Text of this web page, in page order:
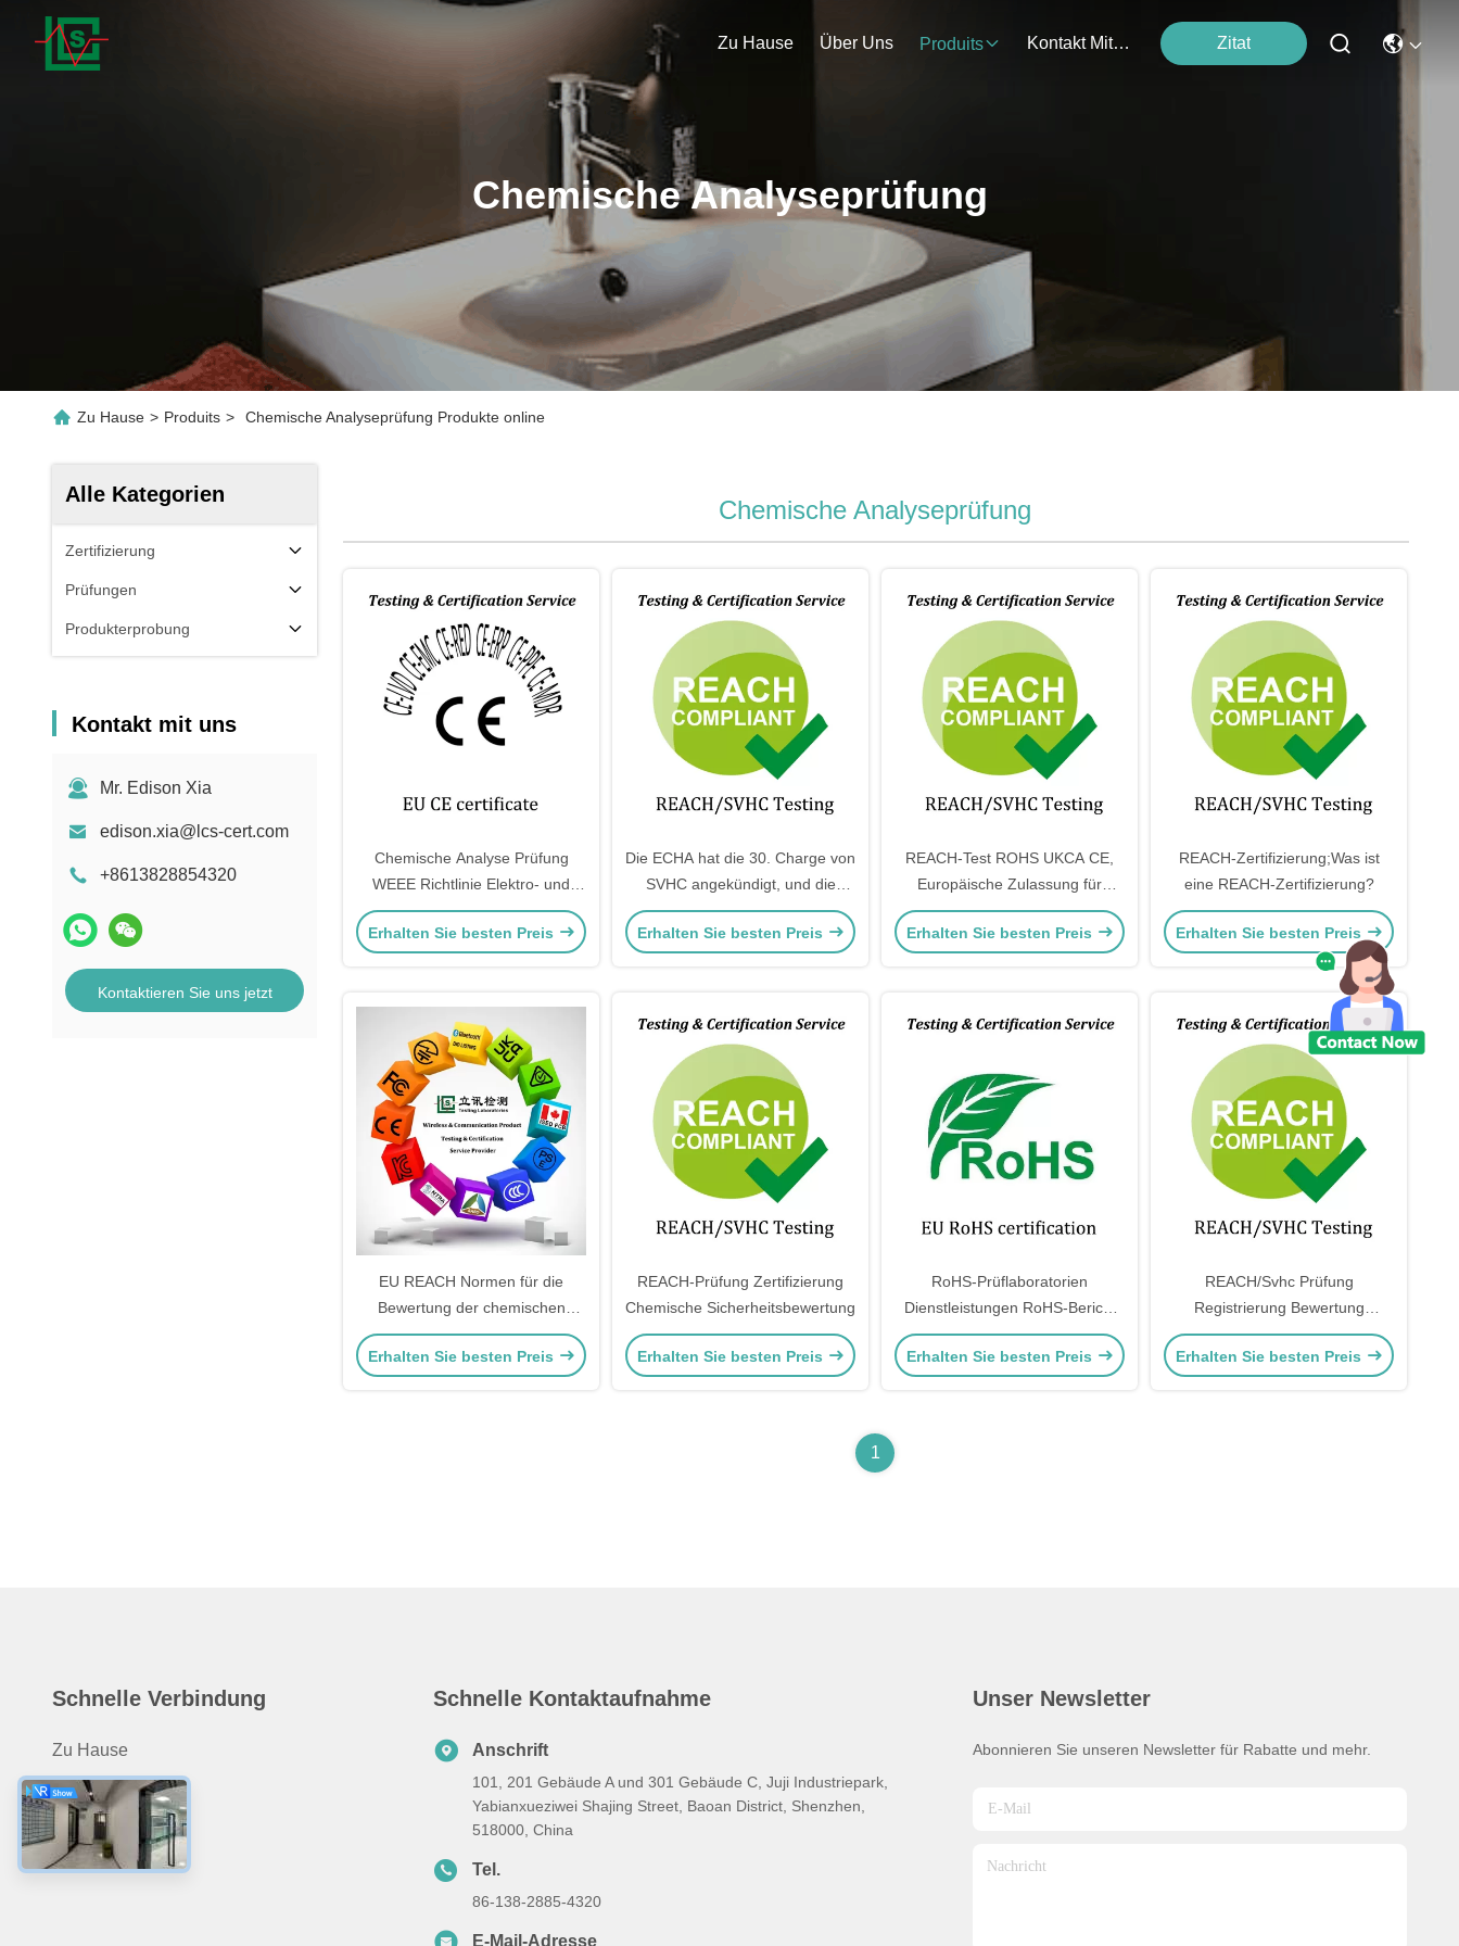
Zu Hause Über Uns Produits Kontakt Mit Uns Zitat
Chemische Analyseprüfung
Zu Hause > Produits > Chemische Analyseprüfung Produkte online
Alle Kategorien
Zertifizierung
Prüfungen
Produkterprobung
Kontakt mit uns
Mr. Edison Xia
edison.xia@lcs-cert.com
+8613828854320
Kontaktieren Sie uns jetzt
Chemische Analyseprüfung
Chemische Analyse Prüfung
WEEE Richtlinie Elektro- und
Elektronikprodukte
Erhalten Sie besten Preis
Die ECHA hat die 30. Charge von
SVHC angekündigt, und die
SVHC wurde offiziell auf 240
Erhalten Sie besten Preis
REACH-Test ROHS UKCA CE,
Europäische Zulassung für
chemische Stoffe MIC, JATE,
TELEC, KC, KC
Erhalten Sie besten Preis
REACH-Zertifizierung;Was ist
eine REACH-Zertifizierung?
Erhalten Sie besten Preis
EU REACH Normen für die
Bewertung der chemischen
Sicherheit
Erhalten Sie besten Preis
REACH-Prüfung Zertifizierung
Chemische Sicherheitsbewertung
Erhalten Sie besten Preis
RoHS-Prüflaboratorien
Dienstleistungen RoHS-Bericht
China RoHS Europäische RoHS
Erhalten Sie besten Preis
REACH/Svhc Prüfung
Registrierung Bewertung
Zulassung Beschränkung von
Chemikalien
Erhalten Sie besten Preis
1
Schnelle Verbindung
Zu Hause
Produits
Über Uns
Kontakt Mit Uns
Schnelle Kontaktaufnahme
Anschrift
101, 201 Gebäude A und 301 Gebäude C, Juji Industriepark,
Yabianxueziwei Shajing Street, Baoan District, Shenzhen,
518000, China
Tel.
86-138-2885-4320
E-Mail-Adresse
Unser Newsletter
Abonnieren Sie unseren Newsletter für Rabatte und mehr.